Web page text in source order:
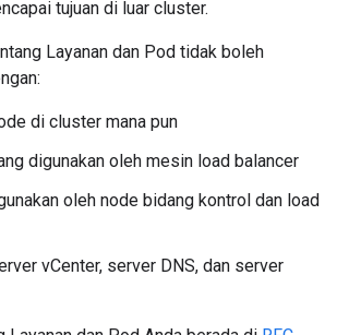
tujuan di luar cluster.
Layanan dan Pod tidak boleh
di cluster mana pun
digunakan oleh mesin load balancer
oleh node bidang kontrol dan load
vCenter, server DNS, dan server